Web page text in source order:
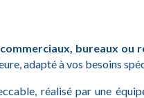
bureaux ou
adapté à vos besoins
réalisé par une